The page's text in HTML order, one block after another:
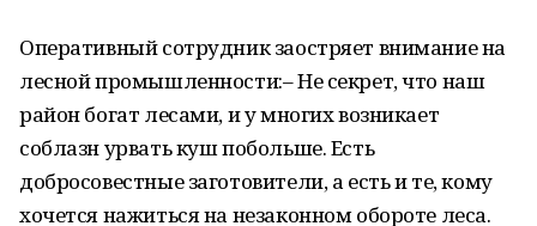
Оперативный сотрудник заостряет внимание на
лесной промышленности:– Не секрет, что наш
район богат лесами, и у многих возникает
соблазн урвать куш побольше. Есть
добросовестные заготовители, а есть и те, кому
хочется нажиться на незаконном обороте леса.